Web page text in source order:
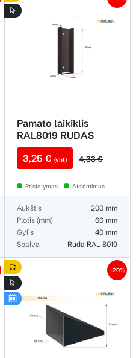
Pamato laikiklis
RAL8019 RUDAS
MATINIS U60X200
metalinis
3,25 € (vnt) 4,33 €
Pristatymas Atsiėmimas
Aukštis
200 mm
Plotis (mm)
60 mm
Gylis
40 mm
Spalva
Ruda RAL 8019
−20%